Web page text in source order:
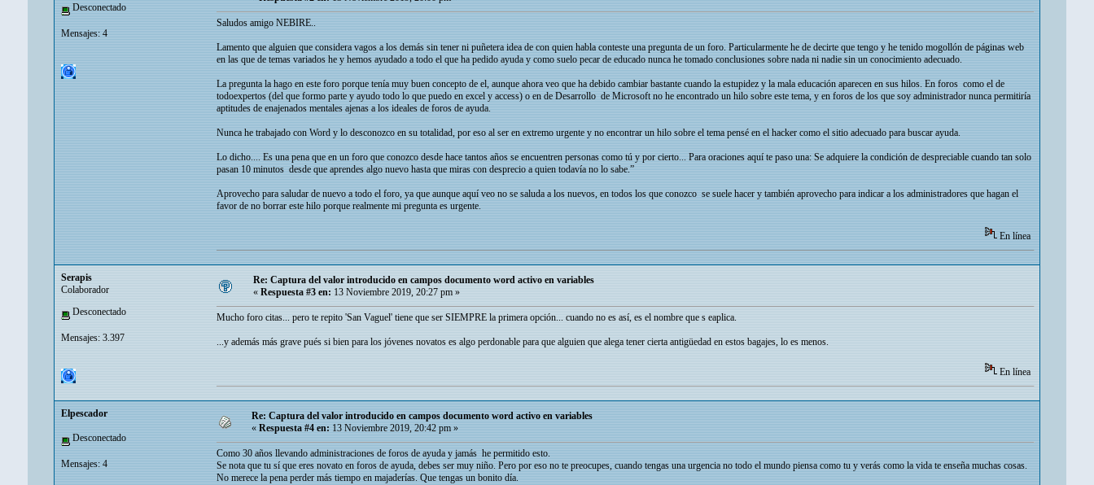
Desconectado
Mensajes: 4
Saludos amigo NEBIRE..
Lamento que alguien que considera vagos a los demás sin tener ni puñetera idea de con quien habla conteste una pregunta de un foro. Particularmente he de decirte que tengo y he tenido mogollón de páginas web
en las que de temas variados he y hemos ayudado a todo el que ha pedido ayuda y como suelo pecar de educado nunca he tomado conclusiones sobre nada ni nadie sin un conocimiento adecuado.
La pregunta la hago en este foro porque tenía muy buen concepto de el, aunque ahora veo que ha debido cambiar bastante cuando la estupidez y la mala educación aparecen en sus hilos. En foros como el de
todoexpertos (del que formo parte y ayudo todo lo que puedo en excel y access) o en de Desarrollo de Microsoft no he encontrado un hilo sobre este tema, y en foros de los que soy administrador nunca permitiría
aptitudes de enajenados mentales ajenas a los ideales de foros de ayuda.
Nunca he trabajado con Word y lo desconozco en su totalidad, por eso al ser en extremo urgente y no encontrar un hilo sobre el tema pensé en el hacker como el sitio adecuado para buscar ayuda.
Lo dicho.... Es una pena que en un foro que conozco desde hace tantos años se encuentren personas como tú y por cierto... Para oraciones aquí te paso una: Se adquiere la condición de despreciable cuando tan solo
pasan 10 minutos desde que aprendes algo nuevo hasta que miras con desprecio a quien todavía no lo sabe.”
Aprovecho para saludar de nuevo a todo el foro, ya que aunque aquí veo no se saluda a los nuevos, en todos los que conozco se suele hacer y también aprovecho para indicar a los administradores que hagan el
favor de no borrar este hilo porque realmente mi pregunta es urgente.
En línea
Serapis
Colaborador
Desconectado
Mensajes: 3.397
Re: Captura del valor introducido en campos documento word activo en variables
« Respuesta #3 en: 13 Noviembre 2019, 20:27 pm »
Mucho foro citas... pero te repito 'San Vaguel' tiene que ser SIEMPRE la primera opción... cuando no es así, es el nombre que s eaplica.
...y además más grave pués si bien para los jóvenes novatos es algo perdonable para que alguien que alega tener cierta antigüedad en estos bagajes, lo es menos.
En línea
Elpescador
Desconectado
Mensajes: 4
Re: Captura del valor introducido en campos documento word activo en variables
«Respuesta #4 en:13 Noviembre 2019, 20:42 pm »
Como 30 años llevando administraciones de foros de ayuda y jamás he permitido esto.
Se nota que tu sí que eres novato en foros de ayuda, debes ser muy niño. Pero por eso no te preocupes, cuando tengas una urgencia no todo el mundo piensa como tu y verás como la vida te enseña muchas cosas.
No merece la pena perder más tiempo en majaderías. Que tengas un bonito día.